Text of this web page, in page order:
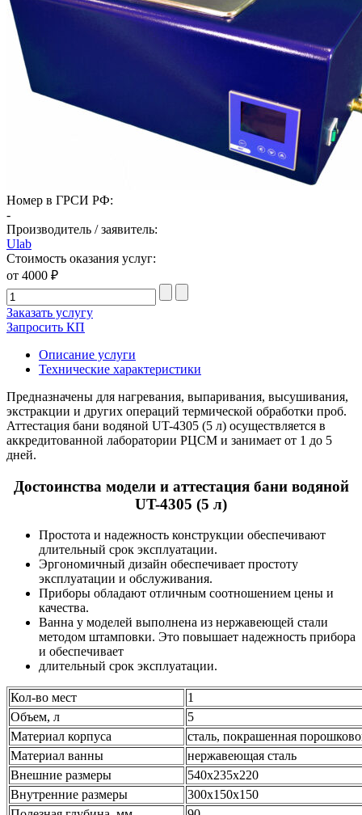
Номер в ГРСИ РФ:
-
Производитель / заявитель:
Ulab
Стоимость оказания услуг:
от 4000 ₽
Заказать услугу
Запросить КП
Описание услуги
Технические характеристики
Предназначены для нагревания, выпаривания, высушивания,
экстракции и других операций термической обработки проб.
Аттестация бани водяной UT-4305 (5 л) осуществляется в
аккредитованной лаборатории РЦСМ и занимает от 1 до 5
дней.
Достоинства модели и аттестация бани водяной
UT-4305 (5 л)
Простота и надежность конструкции обеспечивают
длительный срок эксплуатации.
Эргономичный дизайн обеспечивает простоту
эксплуатации и обслуживания.
Приборы обладают отличным соотношением цены и
качества.
Ванна у моделей выполнена из нержавеющей стали
методом штамповки. Это повышает надежность прибора
и обеспечивает
длительный срок эксплуатации.
Кол-во мест
1
Объем, л
5
Материал корпуса
сталь, покрашенная
Материал ванны
нержавеющая сталь
Внешние размеры
540х235х220
Внутренние размеры
300х150х150